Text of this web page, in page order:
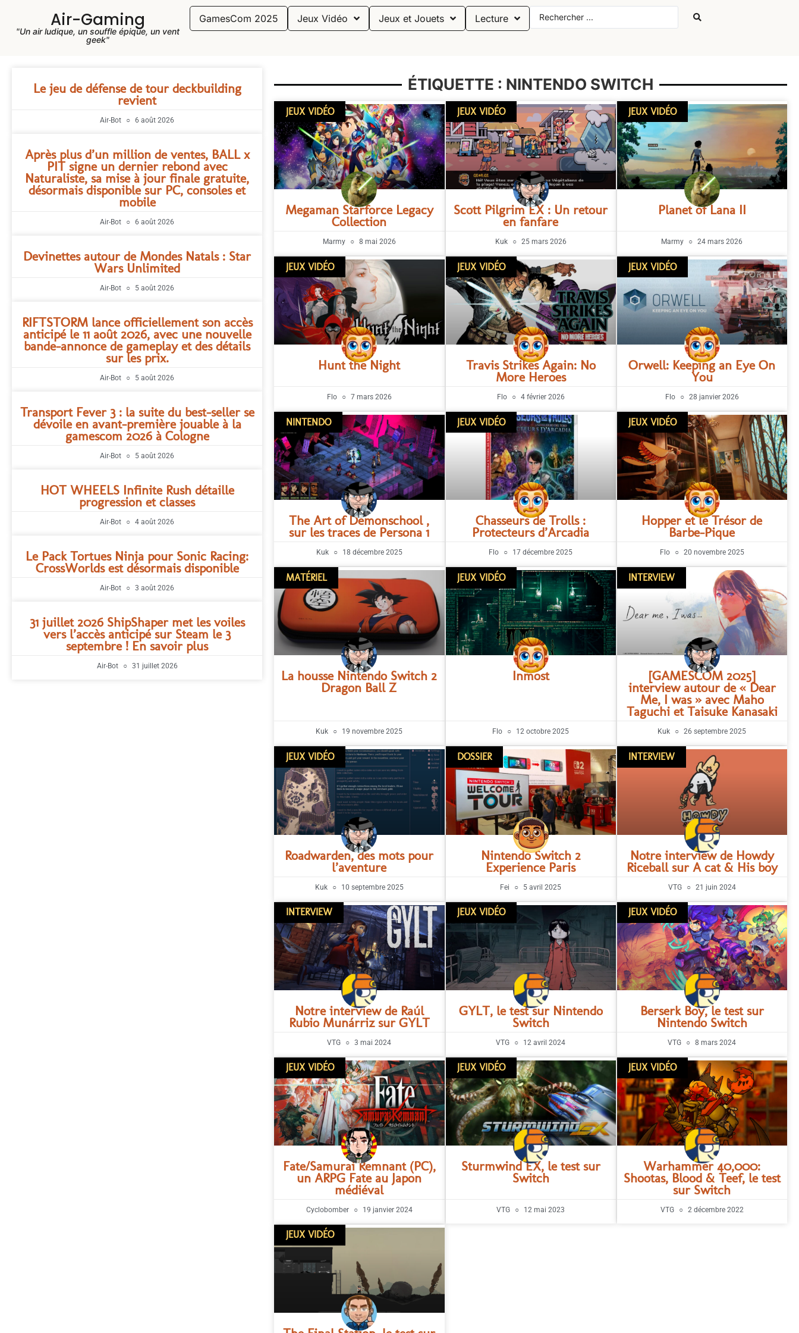
Air-Gaming
"Un air ludique, un souffle épique, un vent
geek"
GamesCom 2025 Jeux Vidéo Jeux et Jouets Lecture
Le jeu de défense de tour deckbuilding
revient
Air-Bot 6 août 2026
Après plus d’un million de ventes, BALL x
PIT signe un dernier rebond avec
Naturaliste, sa mise à jour finale gratuite,
désormais disponible sur PC, consoles et
mobile
Air-Bot 6 août 2026
Devinettes autour de Mondes Natals : Star
Wars Unlimited
Air-Bot 5 août 2026
RIFTSTORM lance officiellement son accès
anticipé le 11 août 2026, avec une nouvelle
bande-annonce de gameplay et des détails
sur les prix.
Air-Bot 5 août 2026
Transport Fever 3 : la suite du best-seller se
dévoile en avant-première jouable à la
gamescom 2026 à Cologne
Air-Bot 5 août 2026
HOT WHEELS Infinite Rush détaille
progression et classes
Air-Bot 4 août 2026
Le Pack Tortues Ninja pour Sonic Racing:
CrossWorlds est désormais disponible
Air-Bot 3 août 2026
31 juillet 2026 ShipShaper met les voiles
vers l’accès anticipé sur Steam le 3
septembre ! En savoir plus
Air-Bot 31 juillet 2026
ÉTIQUETTE : NINTENDO SWITCH
JEUX VIDÉO
Megaman Starforce Legacy
Collection
Marmy 8 mai 2026
JEUX VIDÉO
Scott Pilgrim EX : Un retour
en fanfare
Kuk 25 mars 2026
JEUX VIDÉO
Planet of Lana II
Marmy 24 mars 2026
JEUX VIDÉO
Hunt the Night
Flo 7 mars 2026
JEUX VIDÉO
Travis Strikes Again: No
More Heroes
Flo 4 février 2026
JEUX VIDÉO
Orwell: Keeping an Eye On
You
Flo 28 janvier 2026
NINTENDO
The Art of Demonschool ,
sur les traces de Persona 1
Kuk 18 décembre 2025
JEUX VIDÉO
Chasseurs de Trolls :
Protecteurs d’Arcadia
Flo 17 décembre 2025
JEUX VIDÉO
Hopper et le Trésor de
Barbe-Pique
Flo 20 novembre 2025
MATÉRIEL
La housse Nintendo Switch 2
Dragon Ball Z
Kuk 19 novembre 2025
JEUX VIDÉO
Inmost
Flo 12 octobre 2025
INTERVIEW
[GAMESCOM 2025]
interview autour de « Dear
Me, I was » avec Maho
Taguchi et Taisuke Kanasaki
Kuk 26 septembre 2025
JEUX VIDÉO
Roadwarden, des mots pour
l’aventure
Kuk 10 septembre 2025
DOSSIER
Nintendo Switch 2
Experience Paris
Fei 5 avril 2025
INTERVIEW
Notre interview de Howdy
Riceball sur A cat & His boy
VTG 21 juin 2024
INTERVIEW
Notre interview de Raúl
Rubio Munárriz sur GYLT
VTG 3 mai 2024
JEUX VIDÉO
GYLT, le test sur Nintendo
Switch
VTG 12 avril 2024
JEUX VIDÉO
Berserk Boy, le test sur
Nintendo Switch
VTG 8 mars 2024
JEUX VIDÉO
Fate/Samurai Remnant (PC),
un ARPG Fate au Japon
médiéval
Cyclobomber 19 janvier 2024
JEUX VIDÉO
Sturmwind EX, le test sur
Switch
VTG 12 mai 2023
JEUX VIDÉO
Warhammer 40,000:
Shootas, Blood & Teef, le test
sur Switch
VTG 2 décembre 2022
JEUX VIDÉO